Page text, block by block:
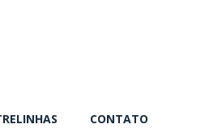
CONTATO